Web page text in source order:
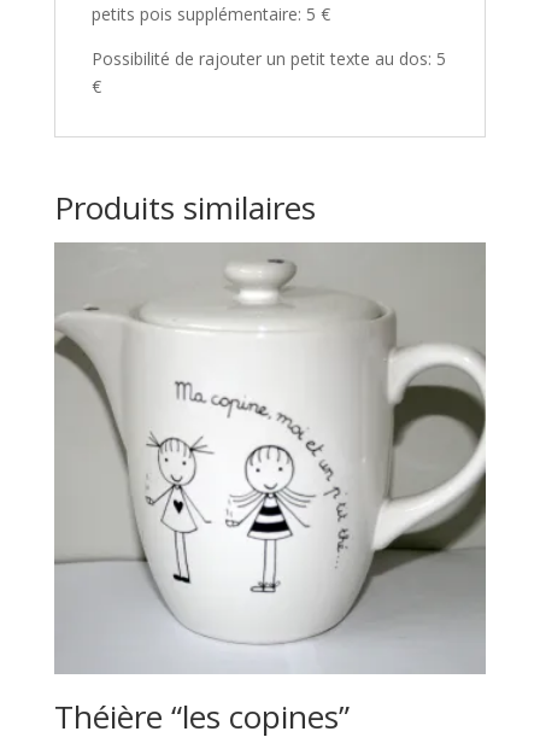
petits pois supplémentaire: 5 €
Possibilité de rajouter un petit texte au dos: 5
€
Produits similaires
Théière “les copines”